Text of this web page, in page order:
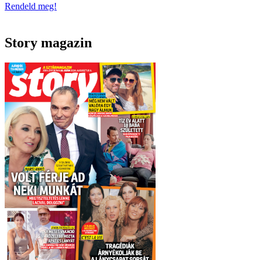
Rendeld meg!
Story magazin